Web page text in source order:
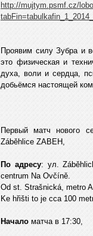
http://mujtym.psmf.cz/
Проявим силу Зубра и
это физическая и
духа, воли и сердца,
добьёмся настоящей
Первый матч нового
Záběhlice ZABEH,
По адресу: ул.
centrum Na Ovčíně.
Od st. Strašnická, metro
Ke hřišti to je cca 100
Начало матча в 17:30,